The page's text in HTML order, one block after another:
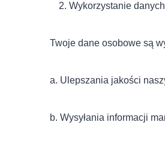
Wykorzystanie
Twoje dane osobowe są
a. Ulepszania jakości
b. Wysyłania informacji